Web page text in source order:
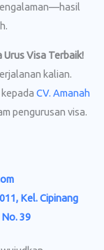
Urus Visa Terbaik!
kalian.
CV. Amanah
pengurusan visa.
Kel. Cipinang
39